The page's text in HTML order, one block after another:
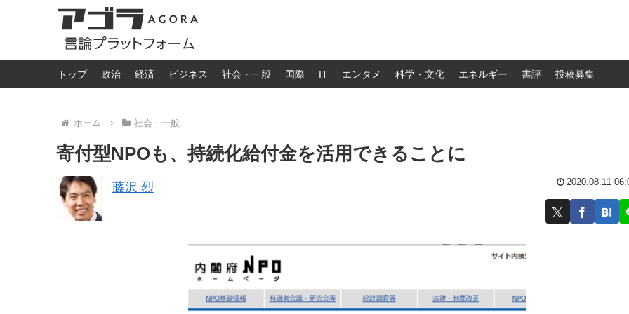
トップ 政治 経済 ビジネス 社会・一般 国際 IT エンタメ 科学・文化 エネルギー 書評 投稿募集
ホーム 社会・一般
寄付型NPOも、持続化給付金を活用できることに
藤沢 烈 2020.08.11